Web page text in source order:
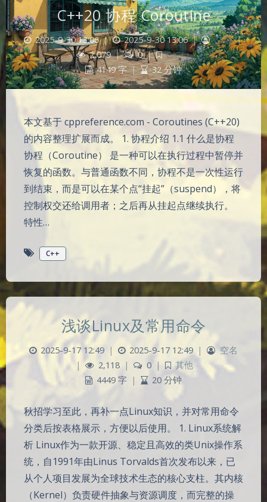
C++20 协程 Coroutine
2025-9-30 13:06 | 2025-9-30 13:06 | 空名 |
2,079 | 0 |
C/C++
4149 字 | 32 分钟
本文基于 cppreference.com - Coroutines (C++20)
的内容整理扩展而成。 1. 协程介绍 1.1 什么是协程
协程（Coroutine） 是一种可以在执行过程中暂停并
恢复的函数。与普通函数不同，协程不是一次性运行
到结束，而是可以在某个点“挂起”（suspend），将
控制权交还给调用者；之后再从挂起点继续执行。
特性…
C++
浅谈Linux及常用命令
2025-9-17 12:49 | 2025-9-17 12:49 |
空名
|
2,118 | 0 |
其他
4449 字 | 20 分钟
秋招学习至此，再补一点Linux知识，并对常用命令
分类后按表格展示，方便以后使用。 1. Linux系统解
析 Linux作为一款开源、稳定且高效的类Unix操作系
统，自1991年由Linus Torvalds首次发布以来，已
从个人项目发展为全球技术生态的核心支柱。其内核
（Kernel）负责硬件抽象与资源调度，而完整的操